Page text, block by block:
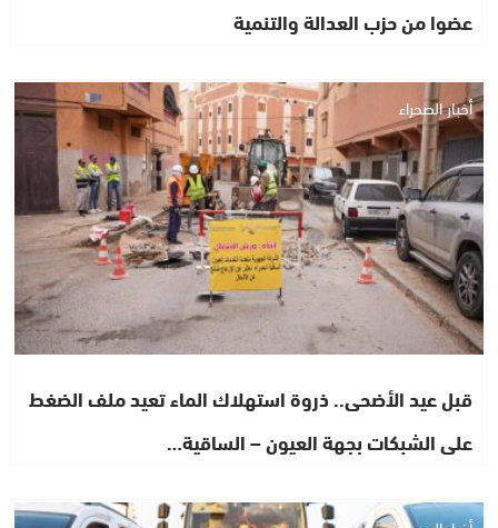
عضوا من حزب العدالة والتنمية
أخبار الصحراء
قبل عيد الأضحى.. ذروة استهلاك الماء تعيد ملف الضغط
على الشبكات بجهة العيون – الساقية…